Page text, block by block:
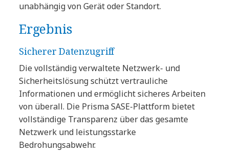
unabhängig von Gerät oder Standort.
Ergebnis
Sicherer Datenzugriff
Die vollständig verwaltete Netzwerk- und
Sicherheitslösung schützt vertrauliche
Informationen und ermöglicht sicheres Arbeiten
von überall. Die Prisma SASE-Plattform bietet
vollständige Transparenz über das gesamte
Netzwerk und leistungsstarke
Bedrohungsabwehr.